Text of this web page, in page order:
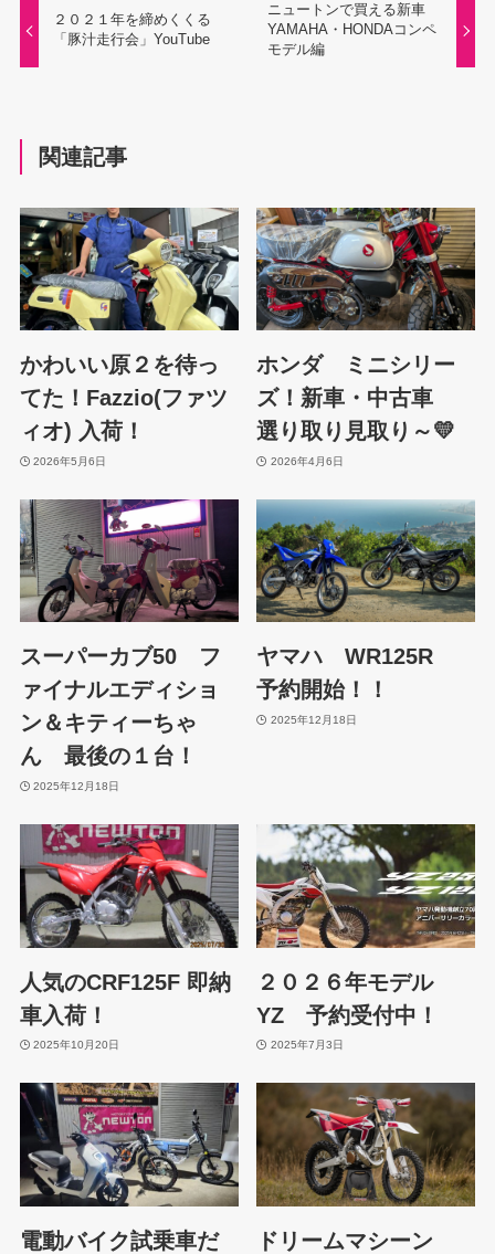
２０２１年を締めくくる
「豚汁走行会」YouTube
ニュートンで買える新車
YAMAHA・HONDAコンペ
モデル編
関連記事
かわいい原２を待っ
てた！Fazzio(ファツ
ィオ) 入荷！
2026年5月6日
ホンダ ミニシリー
ズ！新車・中古車
選り取り見取り～💛
2026年4月6日
スーパーカブ50 フ
ァイナルエディショ
ン＆キティーちゃ
ん 最後の１台！
2025年12月18日
ヤマハ WR125R
予約開始！！
2025年12月18日
人気のCRF125F 即納
車入荷！
2025年10月20日
２０２６年モデル
YZ 予約受付中！
2025年7月3日
電動バイク試乗車だ
ドリームマシーン